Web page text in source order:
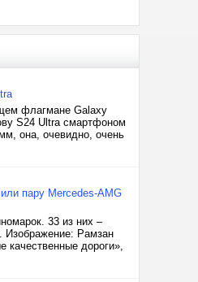
флагмане Galaxy
S24 Ultra смартфоном
она, очевидно, очень
пару Mercedes-AMG
33 из них –
Изображение: Рамзан
качественные дороги»,